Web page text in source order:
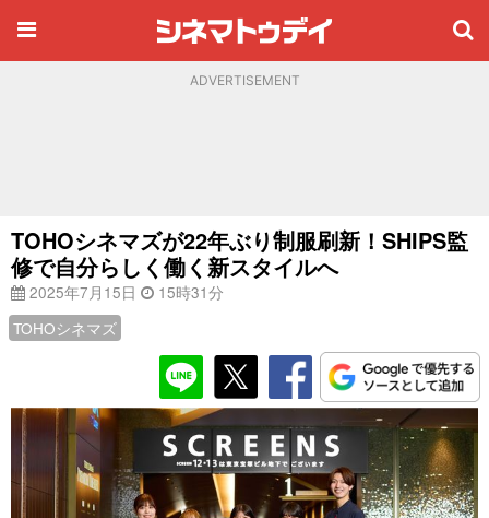
ADVERTISEMENT
TOHOシネマズが22年ぶり制服刷新！SHIPS監
修で自分らしく働く新スタイルへ
2025年7月15日
15時31分
TOHOシネマズ